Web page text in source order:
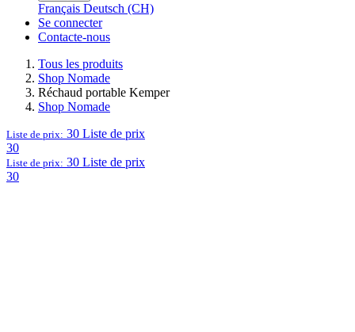
Français Deutsch (CH)
Se connecter
Contacte-nous
Tous les produits
Shop Nomade
Réchaud portable Kemper
Shop Nomade
Liste de prix: 30 Liste de prix
30
Liste de prix: 30 Liste de prix
30